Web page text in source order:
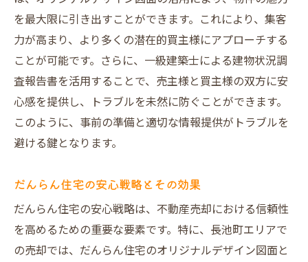
を最大限に引き出すことができます。これにより、集客
力が高まり、より多くの潜在的買主様にアプローチする
ことが可能です。さらに、一級建築士による建物状況調
査報告書を活用することで、売主様と買主様の双方に安
心感を提供し、トラブルを未然に防ぐことができます。
このように、事前の準備と適切な情報提供がトラブルを
避ける鍵となります。
だんらん住宅の安心戦略とその効果
だんらん住宅の安心戦略は、不動産売却における信頼性
を高めるための重要な要素です。特に、長池町エリアで
の売却では、だんらん住宅のオリジナルデザイン図面と